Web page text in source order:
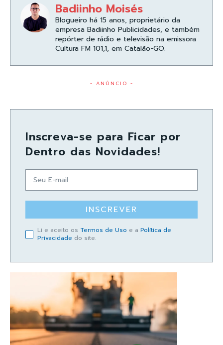
Badiinho Moisés
Blogueiro há 15 anos, proprietário da
empresa Badiinho Publicidades, e também
repórter de rádio e televisão na emissora
Cultura FM 101,1, em Catalão-GO.
- ANÚNCIO -
Inscreva-se para Ficar por
Dentro das Novidades!
INSCREVER
Li e aceito os Termos de Uso e a Política de
Privacidade do site.